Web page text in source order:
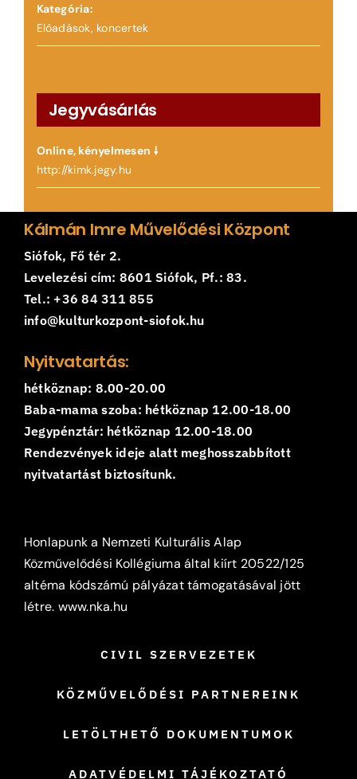
Kategória:
Előadások, koncertek
Jegyvásárlás
Online, kényelmesen 🠗
http://kimk.jegy.hu
Kálmán Imre Művelődési Központ
Siófok, Fő tér 2.
Levelezési cím: 8601 Siófok, Pf.: 83.
Tel.: +36 84 311 855
info@kulturkozpont-siofok.hu
Nyitvatartás:
hétköznap: 8.00-20.00
Baba-mama szoba: hétköznap 12.00-18.00
Jegypénztár: hétköznap 12.00-18.00
Rendezvények ideje alatt meghosszabbított
nyitvatartást biztosítunk.
Honlapunk a Nemzeti Kulturális Alap
Közművelődési Kollégiuma által kiírt 20522/125
altéma kódszámú pályázat támogatásával jött
létre. www.nka.hu
CIVIL SZERVEZETEK
KÖZMŰVELŐDÉSI PARTNEREINK
LETÖLTHETŐ DOKUMENTUMOK
ADATVÉDELMI TÁJÉKOZTATÓ